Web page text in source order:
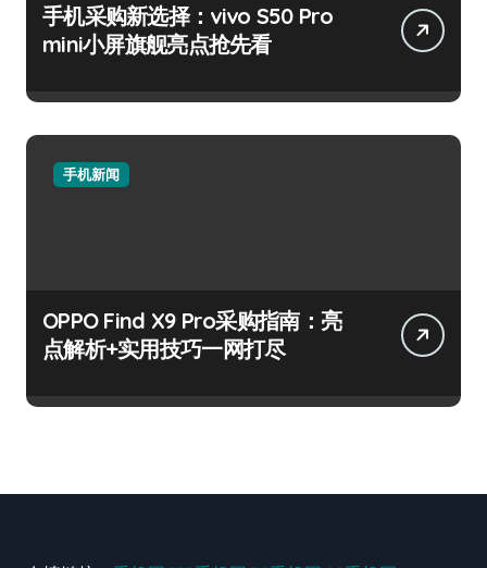
手机采购新选择：vivo S50 Pro
mini小屏旗舰亮点抢先看
手机新闻
OPPO Find X9 Pro采购指南：亮
点解析+实用技巧一网打尽